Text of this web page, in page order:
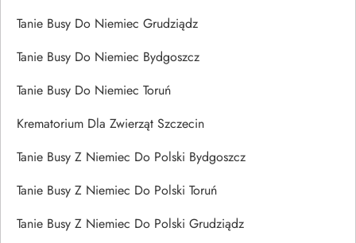
Tanie Busy Do Niemiec Grudziądz
Tanie Busy Do Niemiec Bydgoszcz
Tanie Busy Do Niemiec Toruń
Krematorium Dla Zwierząt Szczecin
Tanie Busy Z Niemiec Do Polski Bydgoszcz
Tanie Busy Z Niemiec Do Polski Toruń
Tanie Busy Z Niemiec Do Polski Grudziądz